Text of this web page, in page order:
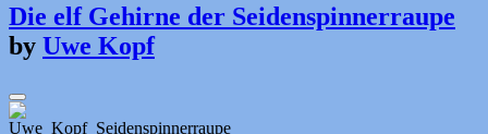
Die elf Gehirne der Seidenspinnerraupe
by Uwe Kopf